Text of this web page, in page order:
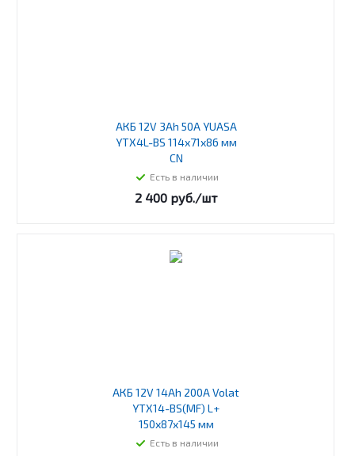
АКБ 12V 3Ah 50А YUASA
YTX4L-BS 114х71х86 мм
CN
Есть в наличии
2 400 руб./шт
АКБ 12V 14Ah 200A Volat
YTX14-BS(MF) L+
150x87x145 мм
Есть в наличии